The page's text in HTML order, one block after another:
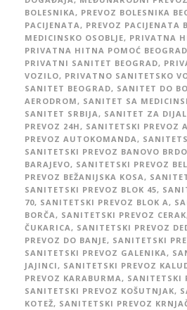
BOLESNIKA, PREVOZ BOLESNIKA
PACIJENATA, PREVOZ PACIJENATA
MEDICINSKO OSOBLJE, PRIVATNA
PRIVATNA HITNA POMOĆ BEOGRAD
PRIVATNI SANITET BEOGRAD,
VOZILO, PRIVATNO SANITETSKO
SANITET BEOGRAD, SANITET DO
AERODROM, SANITET SA
SANITET SRBIJA, SANITET ZA
PREVOZ 24H, SANITETSKI PREVOZ
PREVOZ AUTOKOMANDA,
SANITETSKI PREVOZ BANOVO BRDO
BARAJEVO, SANITETSKI PREVOZ
PREVOZ BEŽANIJSKA KOSA,
SANITETSKI PREVOZ BLOK 45,
70, SANITETSKI PREVOZ BLOK A,
BORČA, SANITETSKI PREVOZ CERAK
ČUKARICA, SANITETSKI PREVOZ
PREVOZ DO BANJE, SANITETSKI
SANITETSKI PREVOZ GALENIKA,
JAJINCI, SANITETSKI PREVOZ
PREVOZ KARABURMA, SANITETSKI
SANITETSKI PREVOZ KOŠUTNJAK,
KOTEŽ, SANITETSKI PREVOZ